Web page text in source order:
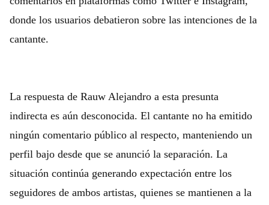
donde los usuarios debatieron sobre las intenciones de la
cantante.
La respuesta de Rauw Alejandro a esta presunta
indirecta es aún desconocida. El cantante no ha emitido
ningún comentario público al respecto, manteniendo un
perfil bajo desde que se anunció la separación. La
situación continúa generando expectación entre los
seguidores de ambos artistas, quienes se mantienen a la